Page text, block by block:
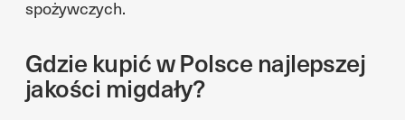
spożywczych.
Gdzie kupić w Polsce najlepszej
jakości migdały?